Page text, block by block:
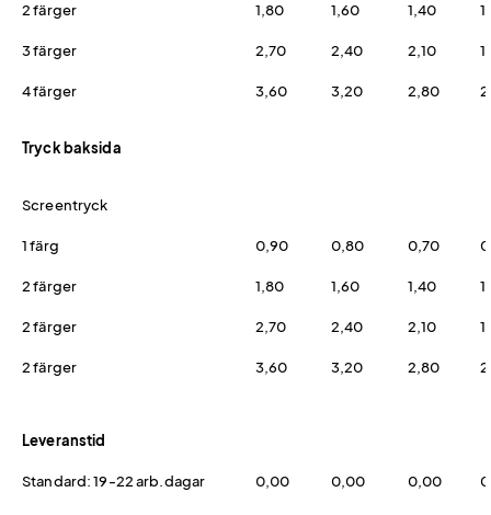
2 färger 1,80 1,60 1,40
3 färger 2,70 2,40 2,10
4 färger 3,60 3,20 2,80
Tryck baksida
Screentryck
1 färg 0,90 0,80 0,70
2 färger 1,80 1,60 1,40
2 färger 2,70 2,40 2,10
2 färger 3,60 3,20 2,80
Leveranstid
Standard: 19-22 arb.dagar 0,00 0,00 0,00